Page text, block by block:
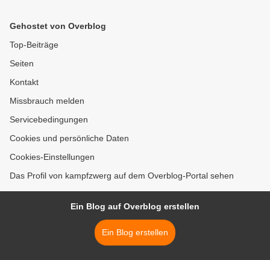
Gehostet von Overblog
Top-Beiträge
Seiten
Kontakt
Missbrauch melden
Servicebedingungen
Cookies und persönliche Daten
Cookies-Einstellungen
Das Profil von kampfzwerg auf dem Overblog-Portal sehen
Ein Blog auf Overblog erstellen
Ein Blog erstellen